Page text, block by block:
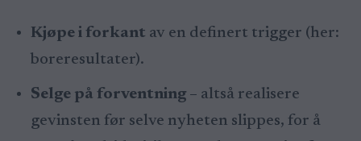
Kjøpe i forkant av en definert trigger (her:
boreresultater).
Selge på forventning– altså realisere
gevinsten før selve nyheten slippes, for å